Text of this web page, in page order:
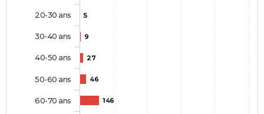
5
9
27
46
146
20-30 ans
30-40 ans
40-50 ans
50-60 ans
60-70 ans